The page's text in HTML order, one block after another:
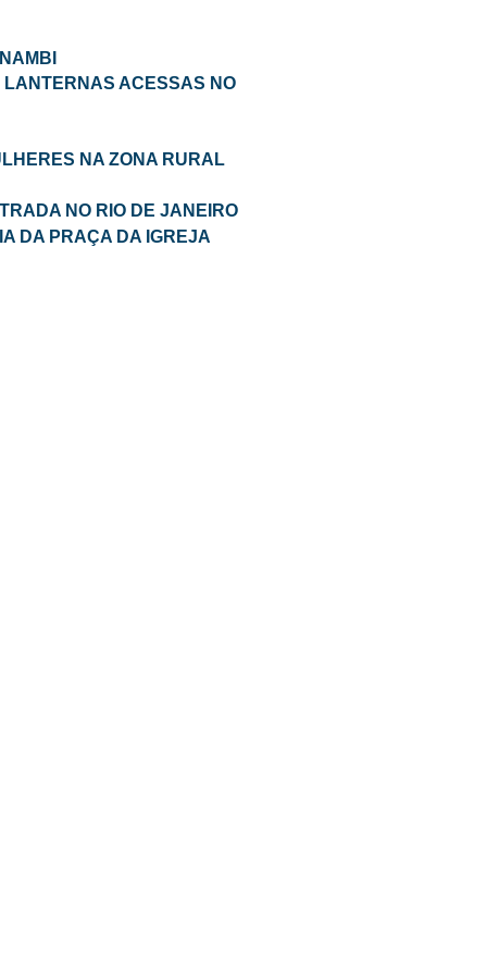
LANTERNAS ACESSAS NO
NA ZONA RURAL
NO RIO DE JANEIRO
DA PRAÇA DA IGREJA